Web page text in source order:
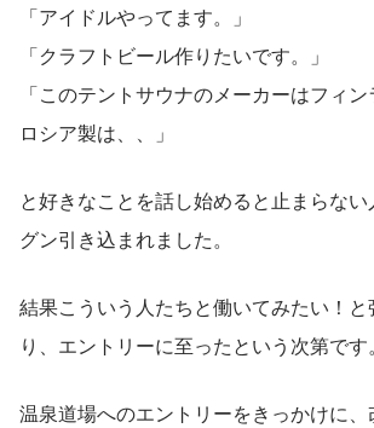
「アイドルやってます。」
「クラフトビール作りたいです。」
「このテントサウナのメーカーはフィン
ロシア製は、、」
と好きなことを話し始めると止まらな
グン引き込まれました。
結果こういう人たちと働いてみたい！
り、エントリーに至ったという次第です。
温泉道場へのエントリーをきっかけに